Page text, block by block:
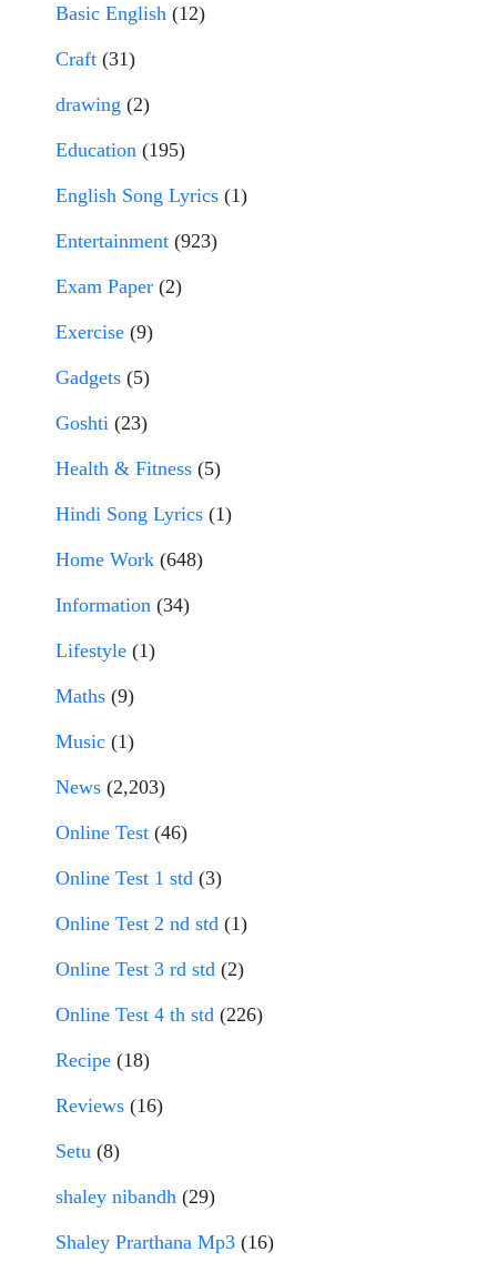
Basic English (12)
Craft (31)
drawing (2)
Education (195)
English Song Lyrics (1)
Entertainment (923)
Exam Paper (2)
Exercise (9)
Gadgets (5)
Goshti (23)
Health & Fitness (5)
Hindi Song Lyrics (1)
Home Work (648)
Information (34)
Lifestyle (1)
Maths (9)
Music (1)
News (2,203)
Online Test (46)
Online Test 1 std (3)
Online Test 2 nd std (1)
Online Test 3 rd std (2)
Online Test 4 th std (226)
Recipe (18)
Reviews (16)
Setu (8)
shaley nibandh (29)
Shaley Prarthana Mp3 (16)